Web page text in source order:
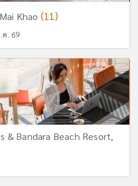
Khao (11)
ค. 69
& Bandara Beach Resort,